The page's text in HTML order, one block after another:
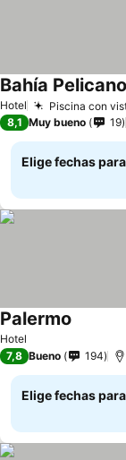
Hotel Piscina con
Bahía
8,1 Muy bueno 19
Elige fechas
Hotel
Palermo
7,8 Bueno 194
Elige fechas